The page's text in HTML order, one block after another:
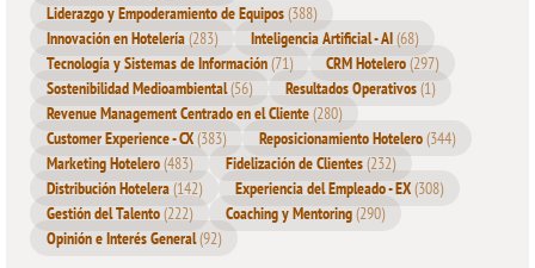
Liderazgo y Empoderamiento de Equipos(388)
Innovación en Hotelería(283) Inteligencia Artificial - AI(68)
Tecnología y Sistemas de Información(71) CRM Hotelero(297)
Sostenibilidad Medioambiental(56) Resultados Operativos(1)
Revenue Management Centrado en el Cliente(280)
Customer Experience - CX(383) Reposicionamiento Hotelero(344)
Marketing Hotelero(483) Fidelización de Clientes(232)
Distribución Hotelera(142) Experiencia del Empleado - EX(308)
Gestión del Talento(222) Coaching y Mentoring(290)
Opinión e Interés General(92)